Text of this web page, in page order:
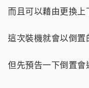
而且可以藉由更換
這次裝機就會以倒置
但先預告一下倒置